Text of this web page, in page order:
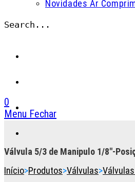
Novidades Ar
Search...
0
Menu Fechar
button
expand
Válvula 5/3 de Manipulo 1/8″-
Início>Produtos>Válvulas>